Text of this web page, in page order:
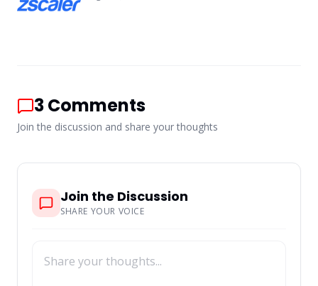
3Comments
Join the discussion and share your thoughts
Join the Discussion
SHARE YOUR VOICE